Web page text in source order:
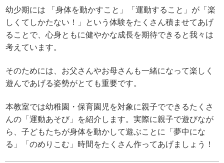
幼少期には 「身体を動かすこと」「運動すること」が「楽
しくてしかたない！」という体験をたくさん積ませてあげ
ることで、心身ともに健やかな成長を期待できると我々は
考えています。
そのためには、お父さんやお母さんも一緒になって楽しく
遊んであげる姿勢がとても重要です。
本教室では幼稚園・保育園児を対象に親子でできるたくさ
んの「運動あそび」を紹介します。実際に親子で遊びなが
ら、子どもたちが身体を動かして遊ぶことに「夢中にな
る」「のめりこむ」時間をたくさん作ってあげましょう！